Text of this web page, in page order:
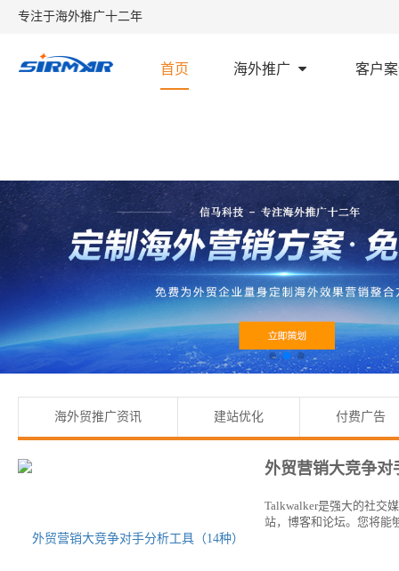
专注于海外推广十二年
首页 海外推广 客户
海外贸推广资讯 建站优化 付费广告
外贸营销大竞争对
Talkwalker是强大的社交
站，博客和论坛。您将能